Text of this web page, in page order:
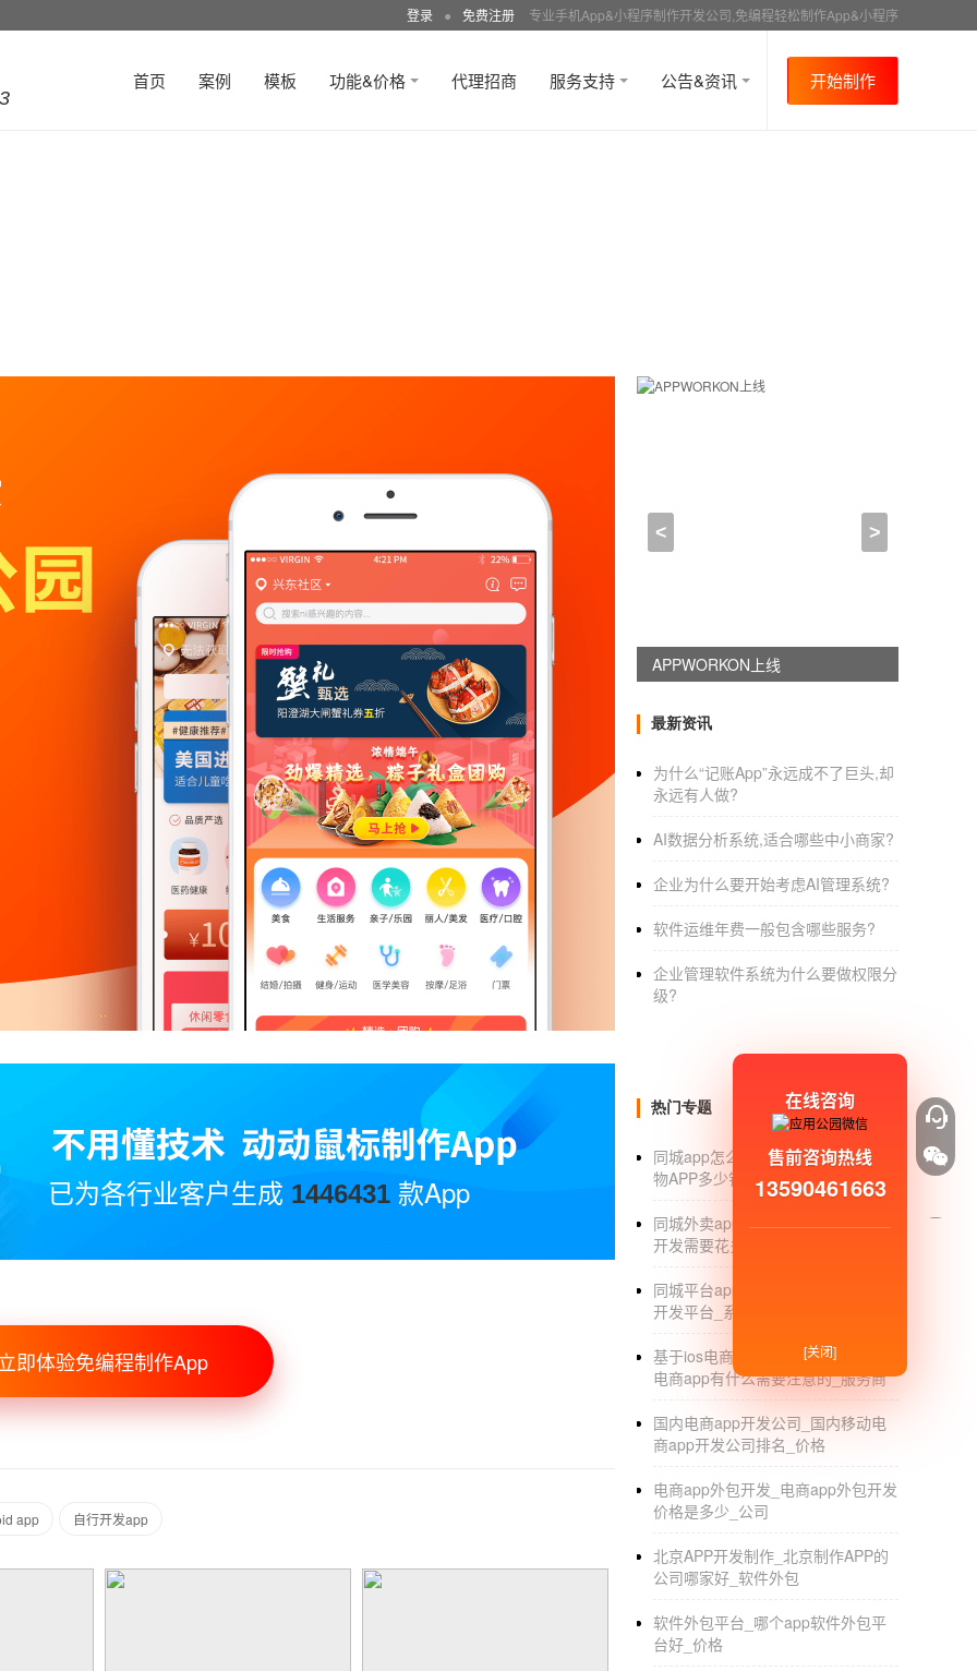
登录 ● 免费注册 专业手机App&小程序制作开发公司,免编程轻松制作App&小程序
首页 案例 模板 功能&价格 代理招商 服务支持 公告&资讯 开始制作
2021-01-05 13:15:00
学会JAVA《JAVA编程思想》
了解安卓《ANDRIOD应用揭秘》，以及
学会安卓控件，数据库，xml，以及其他
新建安卓工程
苹果APP制作开发
如果你只是做的玩 或者要求没那么高，基本
应用公园
】是中国领先的移动开发品牌
统的APP应用开发.APP开发公司
这个比较简单，哪家都可以做的啦。
如何制作android app
首先，必须要有程序语言的基础，比如C
已为各行业客户生成 1446431 款App
即体验免编程制作App
app​ 自行开发app
< >
APPWORKON上线
最新资讯
为什么“记账App”永远成不了巨头,却
永远有人做?
AI数据分析系统,适合哪些中小商家?
企业为什么要开始考虑AI管理系统?
软件运维年费一般包含哪些服务?
企业管理软件系统为什么要做权限分
级?
热门专题
同城app怎么制作_制作一个同城购
物APP多少钱_开发费用
同城外卖app开发_同城外卖平台app
开发需要花多少钱
同城平台app开发_同城手机app快速
开发平台_系统制作
基于ios电商app的开发_开发一款ios
电商app有什么需要注意的_服务商
国内电商app开发公司_国内移动电
商app开发公司排名_价格
电商app外包开发_电商app外包开发
价格是多少_公司
北京APP开发制作_北京制作APP的
公司哪家好_软件外包
软件外包平台_哪个app软件外包平
台好_价格
在线咨询
售前咨询热线
13590461663
[关闭]